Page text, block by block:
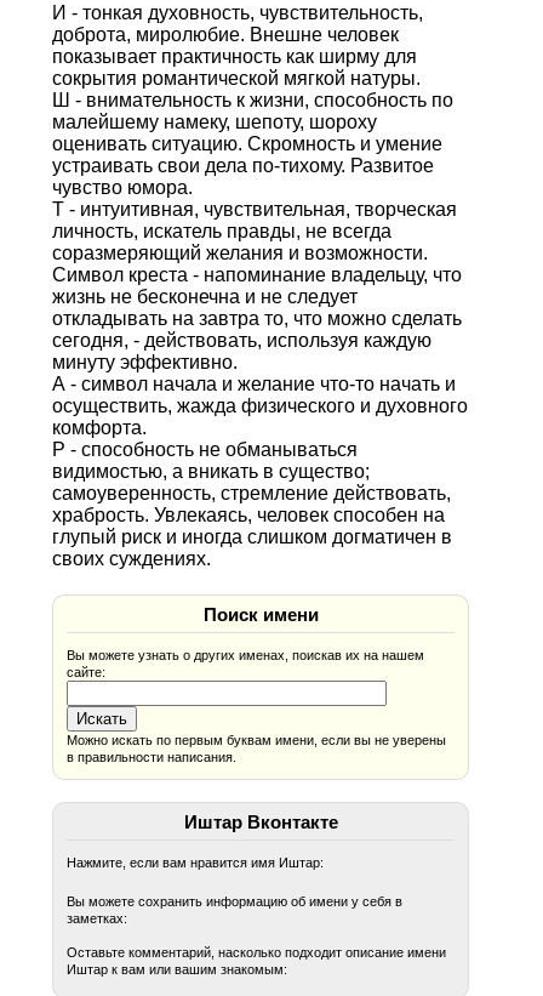
И - тонкая духовность, чувствительность,
доброта, миролюбие. Внешне человек
показывает практичность как ширму для
сокрытия романтической мягкой натуры.
Ш - внимательность к жизни, способность по
малейшему намеку, шепоту, шороху
оценивать ситуацию. Скромность и умение
устраивать свои дела по-тихому. Развитое
чувство юмора.
Т - интуитивная, чувствительная, творческая
личность, искатель правды, не всегда
соразмеряющий желания и возможности.
Символ креста - напоминание владельцу, что
жизнь не бесконечна и не следует
откладывать на завтра то, что можно сделать
сегодня, - действовать, используя каждую
минуту эффективно.
А - символ начала и желание что-то начать и
осуществить, жажда физического и духовного
комфорта.
Р - способность не обманываться
видимостью, а вникать в существо;
самоуверенность, стремление действовать,
храбрость. Увлекаясь, человек способен на
глупый риск и иногда слишком догматичен в
своих суждениях.
Поиск имени
Вы можете узнать о других именах, поискав их на нашем
сайте:
Можно искать по первым буквам имени, если вы не уверены
в правильности написания.
Иштар Вконтакте
Нажмите, если вам нравится имя Иштар:
Вы можете сохранить информацию об имени у себя в
заметках:
Оставьте комментарий, насколько подходит описание имени
Иштар к вам или вашим знакомым: